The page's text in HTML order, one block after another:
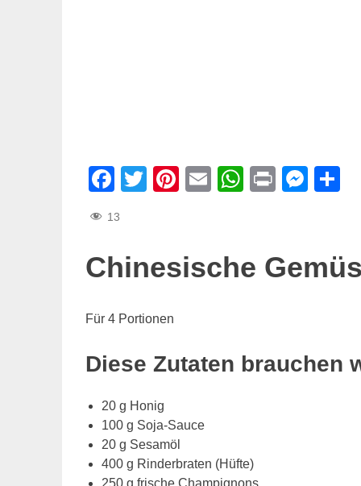
Facebook
Twitter
Pinterest
EmailWhatsApp
Print
13
Chinesische
Für 4 Portionen
Diese Zutaten brauchen
20 g Honig
100 g Soja-Sauce
20 g Sesamöl
400 g Rinderbraten (Hüfte)
250 g frische Champignons